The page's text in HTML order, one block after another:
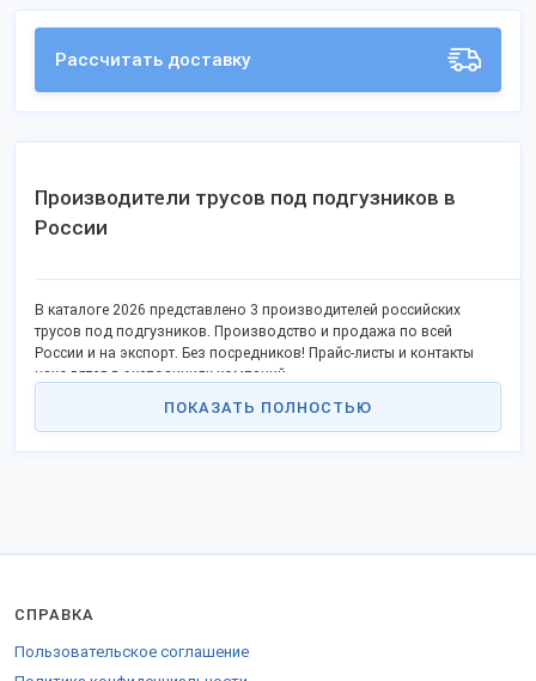
Рассчитать доставку
Производители трусов под подгузников в
России
В каталоге 2026 представлено 3 производителей российских
трусов под подгузников. Производство и продажа по всей
России и на экспорт. Без посредников! Прайс-листы и контакты
находятся в экспозициях компаний.
ПОКАЗАТЬ ПОЛНОСТЬЮ
СПРАВКА
Пользовательское соглашение